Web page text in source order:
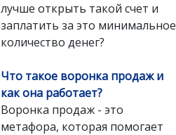
лучше открыть такой счет и
заплатить за это минимальное
количество денег?
Что такое воронка продаж и
как она работает?
Воронка продаж - это
метафора, которая помогает